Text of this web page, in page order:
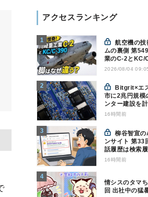
アクセスランキング
航空機の技術とメカニズ
ムの裏側 第
業のC-2とKC/
なぜ違う? - 降
2026/08/04
市に2兆円規模
ンター建設を
16時間前
柳谷智宣のAIトレンドイ
ンサイト 第33
話履歴は検索
キー？今のう
16時間前
情シスのタマ
回 出社中の猛